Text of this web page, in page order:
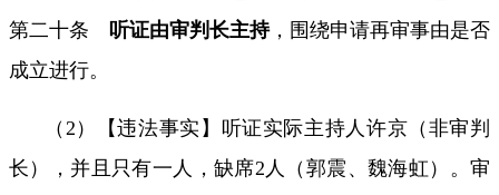
第二十条
听证由审判长主持，围绕申请再审事由是否
成立进行。
（ 2 ）【违法事实】听证实际主持人许京（非审判
长），并且只有一人，缺席2 人（郭震、魏海虹）。审